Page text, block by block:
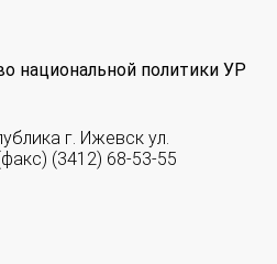
национальной политики УР
г. Ижевск ул.
(3412) 68-53-55